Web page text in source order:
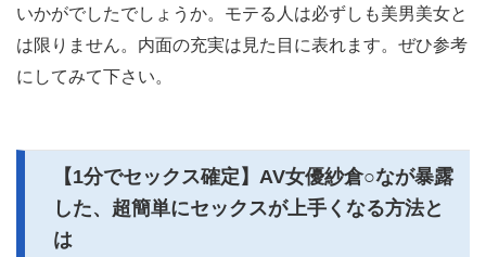
いかがでしたでしょうか。モテる人は必ずしも美男美女と
は限りません。内面の充実は見た目に表れます。ぜひ参考
にしてみて下さい。
【1分でセックス確定】AV女優紗倉○なが暴露
した、超簡単にセックスが上手くなる方法と
は